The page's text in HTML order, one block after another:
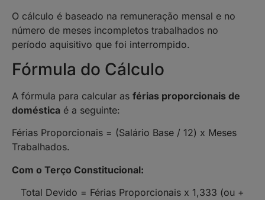
O cálculo é baseado na remuneração mensal e no
número de meses incompletos trabalhados no
período aquisitivo que foi interrompido.
Fórmula do Cálculo
A fórmula para calcular as férias proporcionais de
doméstica é a seguinte:
Férias Proporcionais = (Salário Base / 12) x Meses
Trabalhados.
Com o Terço Constitucional:
Total Devido = Férias Proporcionais x 1,333 (ou +